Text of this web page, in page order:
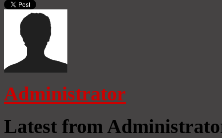
Administrator
Latest from